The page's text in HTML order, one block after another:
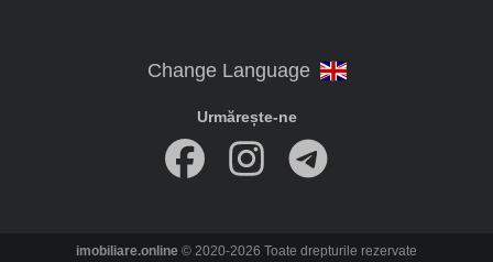
Urmărește-ne
imobiliare.online © 2020-2026 Toate drepturile rezervate